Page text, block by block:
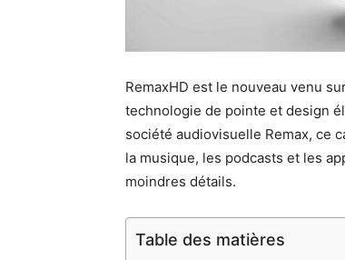
RemaxHD est le nouveau venu
technologie de pointe et design
société audiovisuelle Remax, ce
la musique, les podcasts et les
moindres détails.
Table des matières